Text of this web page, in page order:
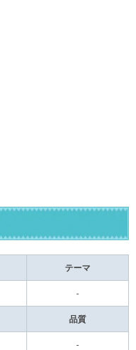
テーマ
-
品質
-